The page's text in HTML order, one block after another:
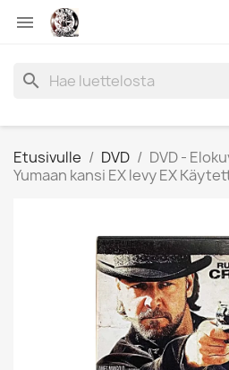

search
Etusivulle DVD
DVD -
Yumaan kansi EX levy EX